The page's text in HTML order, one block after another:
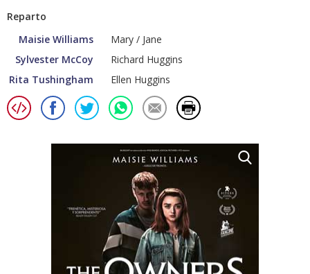
Reparto
Maisie Williams
Mary / Jane
Sylvester McCoy
Richard Huggins
Rita Tushingham
Ellen Huggins